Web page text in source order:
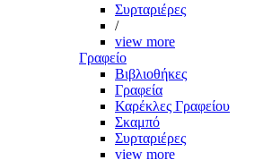
Συρταριέρες
/
view more
Γραφείο
Βιβλιοθήκες
Γραφεία
Καρέκλες Γραφείου
Σκαμπό
Συρταριέρες
view more